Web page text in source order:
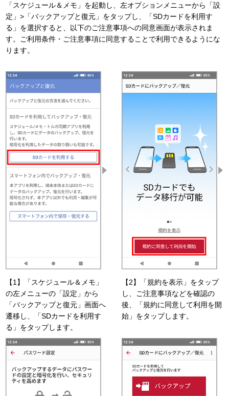
「スケジュール＆メモ」を起動し、左オプションメニューから「設
定」>「バックアップと復元」をタップし、「SDカードを利用す
る」を選択すると、以下のご注意事項への同意画面が表示されま
す。ご利用条件・ご注意事項に同意することで利用できるようにな
ります。
【1】「スケジュール＆メモ」
の左メニューの「設定」から
「バックアップと復元」画面へ
遷移し、「SDカードを利用す
る」をタップします。
【2】「規約を表示」をタップ
し、ご注意事項などを確認の
後、「規約に同意して利用を開
始」をタップします。